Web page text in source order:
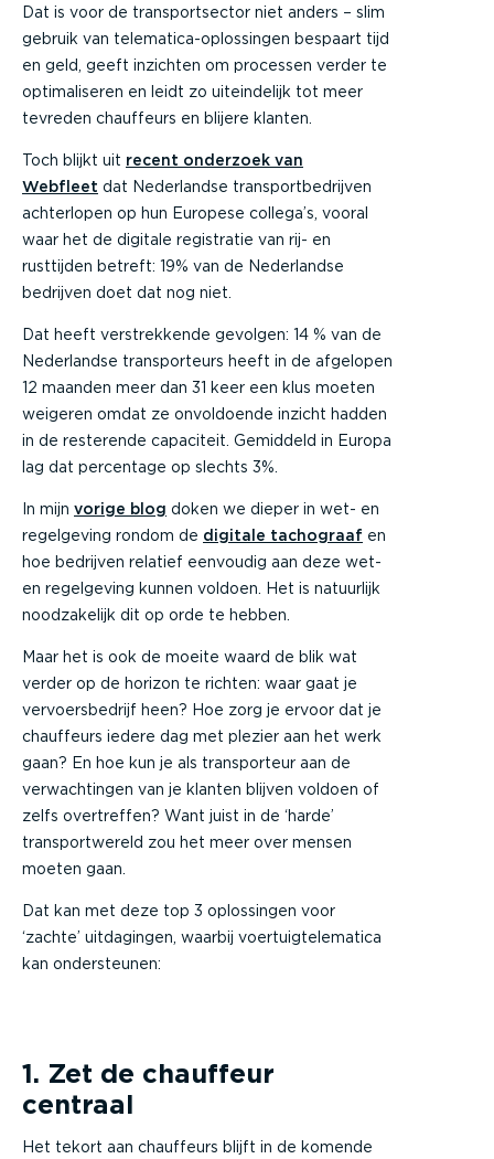
Dat is voor de transportsector niet anders – slim
gebruik van telematica-oplossingen bespaart tijd
en geld, geeft inzichten om processen verder te
optimaliseren en leidt zo uiteindelijk tot meer
tevreden chauffeurs en blijere klanten.
Toch blijkt uit recent onderzoek van
Webfleet dat Nederlandse transportbedrijven
achterlopen op hun Europese collega’s, vooral
waar het de digitale registratie van rij- en
rusttijden betreft: 19% van de Nederlandse
bedrijven doet dat nog niet.
Dat heeft verstrekkende gevolgen: 14 % van de
Nederlandse transporteurs heeft in de afgelopen
12 maanden meer dan 31 keer een klus moeten
weigeren omdat ze onvoldoende inzicht hadden
in de resterende capaciteit. Gemiddeld in Europa
lag dat percentage op slechts 3%.
In mijn vorige blog doken we dieper in wet- en
regelgeving rondom de digitale tachograaf en
hoe bedrijven relatief eenvoudig aan deze wet-
en regelgeving kunnen voldoen. Het is natuurlijk
noodzakelijk dit op orde te hebben.
Maar het is ook de moeite waard de blik wat
verder op de horizon te richten: waar gaat je
vervoersbedrijf heen? Hoe zorg je ervoor dat je
chauffeurs iedere dag met plezier aan het werk
gaan? En hoe kun je als transporteur aan de
verwachtingen van je klanten blijven voldoen of
zelfs overtreffen? Want juist in de ‘harde’
transportwereld zou het meer over mensen
moeten gaan.
Dat kan met deze top 3 oplossingen voor
‘zachte’ uitdagingen, waarbij voertuigtelematica
kan ondersteunen:
1. Zet de chauffeur
centraal
Het tekort aan chauffeurs blijft in de komende